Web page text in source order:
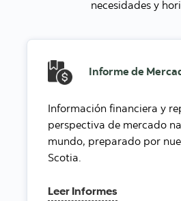
necesidades y
Informe de
Información financiera y
perspectiva de mercado
mundo, preparado por
Scotia.
Leer Informes